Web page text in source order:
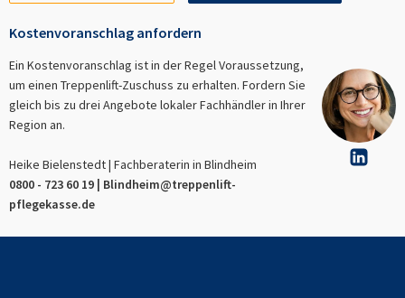
Kostenvoranschlag anfordern
Ein Kostenvoranschlag ist in der Regel Voraussetzung,
um einen Treppenlift-Zuschuss zu erhalten. Fordern Sie
gleich bis zu drei Angebote lokaler Fachhändler in Ihrer
Region an.
Heike Bielenstedt | Fachberaterin in Blindheim
0800 - 723 60 19 | Blindheim@treppenlift-
pflegekasse.de